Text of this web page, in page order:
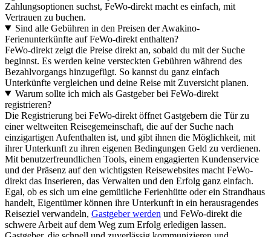
Zahlungsoptionen suchst, FeWo-direkt macht es einfach, mit
Vertrauen zu buchen.
Sind alle Gebühren in den Preisen der Awakino-
Ferienunterkünfte auf FeWo-direkt enthalten?
FeWo-direkt zeigt die Preise direkt an, sobald du mit der Suche
beginnst. Es werden keine versteckten Gebühren während des
Bezahlvorgangs hinzugefügt. So kannst du ganz einfach
Unterkünfte vergleichen und deine Reise mit Zuversicht planen.
Warum sollte ich mich als Gastgeber bei FeWo-direkt
registrieren?
Die Registrierung bei FeWo-direkt öffnet Gastgebern die Tür zu
einer weltweiten Reisegemeinschaft, die auf der Suche nach
einzigartigen Aufenthalten ist, und gibt ihnen die Möglichkeit, mit
ihrer Unterkunft zu ihren eigenen Bedingungen Geld zu verdienen.
Mit benutzerfreundlichen Tools, einem engagierten Kundenservice
und der Präsenz auf den wichtigsten Reisewebsites macht FeWo-
direkt das Inserieren, das Verwalten und den Erfolg ganz einfach.
Egal, ob es sich um eine gemütliche Ferienhütte oder ein Strandhaus
handelt, Eigentümer können ihre Unterkunft in ein herausragendes
Reiseziel verwandeln, Gastgeber werden und FeWo-direkt die
schwere Arbeit auf dem Weg zum Erfolg erledigen lassen.